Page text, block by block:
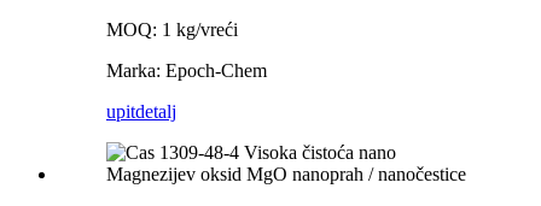
MOQ: 1 kg/vreći
Marka: Epoch-Chem
upitdetalj